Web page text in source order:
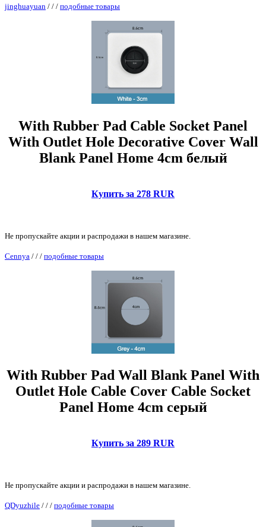
jinghuayuan / / / подобные товары
With Rubber Pad Cable Socket Panel
With Outlet Hole Decorative Cover Wall
Blank Panel Home 4cm белый
Купить за 278 RUR
Не пропускайте акции и распродажи в нашем магазине.
Cennya / / / подобные товары
With Rubber Pad Wall Blank Panel With
Outlet Hole Cable Cover Cable Socket
Panel Home 4cm серый
Купить за 289 RUR
Не пропускайте акции и распродажи в нашем магазине.
QDyuzhile / / / подобные товары